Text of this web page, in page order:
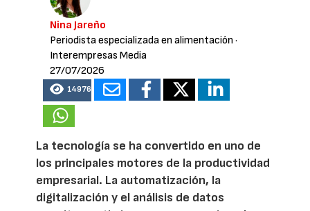
Nina Jareño
Periodista especializada en alimentación ·
Interempresas Media
27/07/2026
14976
La tecnología se ha convertido en uno de
los principales motores de la productividad
empresarial. La automatización, la
digitalización y el análisis de datos